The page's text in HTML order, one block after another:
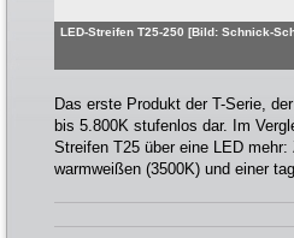
LED-Streifen T25-250 [Bild: Schnick-
Das erste Produkt der T-Serie,
bis 5.800K stufenlos dar. Im
Streifen T25 über eine LED
warmweißen (3500K) und einer